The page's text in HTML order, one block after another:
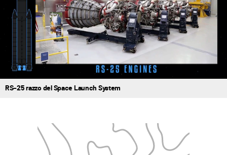
RS–25 razzo del Space Launch System